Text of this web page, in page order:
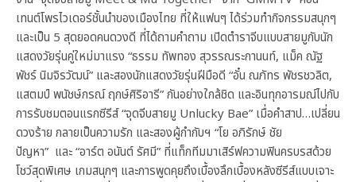
เทนต์โพรไวเดอร์ชั้นนำของเมืองไทย ที่ให้แฟนๆ ได้ร่วมทำกิจกรรมสนุกๆ
และเป็น 5 สุดยอดคนดวงดี ที่ได้ถามคำถาม เปิดตำราจีบแบบสายมูกับนัก
แสดงวัยรุ่นคู่ใหม่มาแรง “ธรรม ทัพทอง สุวรรณระกานนท์, แม็ค ณัฐ
พัชร์ นิมจิรวัฒน์” และสองนักแสดงวัยรุ่นฝีมือดี “อั๋น ณภัทร พัชรชวลิต,
แสตมป์ พนัชษ์กรณ์ ฤกษ์ศิริอารี” กันอย่างใกล้ชิด และอินทุกอารมณ์ไปกับ
การรับชมตอนแรกซีรีส์ “จุดจีบสายมู Unlucky Bae” เมื่อคำสาป…เปลี่ยน
ดวงร้าย กลายเป็นความรัก และสองผู้กำกับฯ “โย อภิรักษ์ ชัย
ปัญหา” และ “อาร์ต อนันต์ รัศมี” ที่แท็กทีมมาเสิร์ฟความฟินครบรสด้วย
โชว์สุดพิเศษ เกมสนุกๆ และการพูดคุยถึงเบื้องลึกเบื้องหลังซีรีส์แบบเจาะ